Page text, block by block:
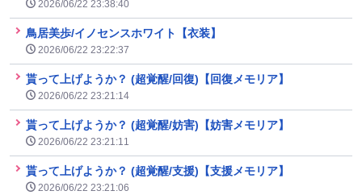
2026/06/22 23:38:40
鳥居美歩/イノセンスホワイト【衣装】
2026/06/22 23:22:37
貰って上げようか？ (超覚醒/回復)【回復メモリア】
2026/06/22 23:21:14
貰って上げようか？ (超覚醒/妨害)【妨害メモリア】
2026/06/22 23:21:11
貰って上げようか？ (超覚醒/支援)【支援メモリア】
2026/06/22 23:21:06